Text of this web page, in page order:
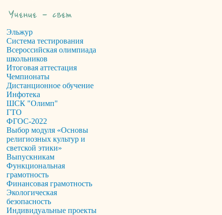
Эльжур
Система тестирования
Всероссийская олимпиада
школьников
Итоговая аттестация
Чемпионаты
Дистанционное обучение
Инфотека
ШСК "Олимп"
ГТО
ФГОС-2022
Выбор модуля «Основы
религиозных культур и
светской этики»
Выпускникам
Функциональная
грамотность
Финансовая грамотность
Экологическая
безопасность
Индивидуальные проекты